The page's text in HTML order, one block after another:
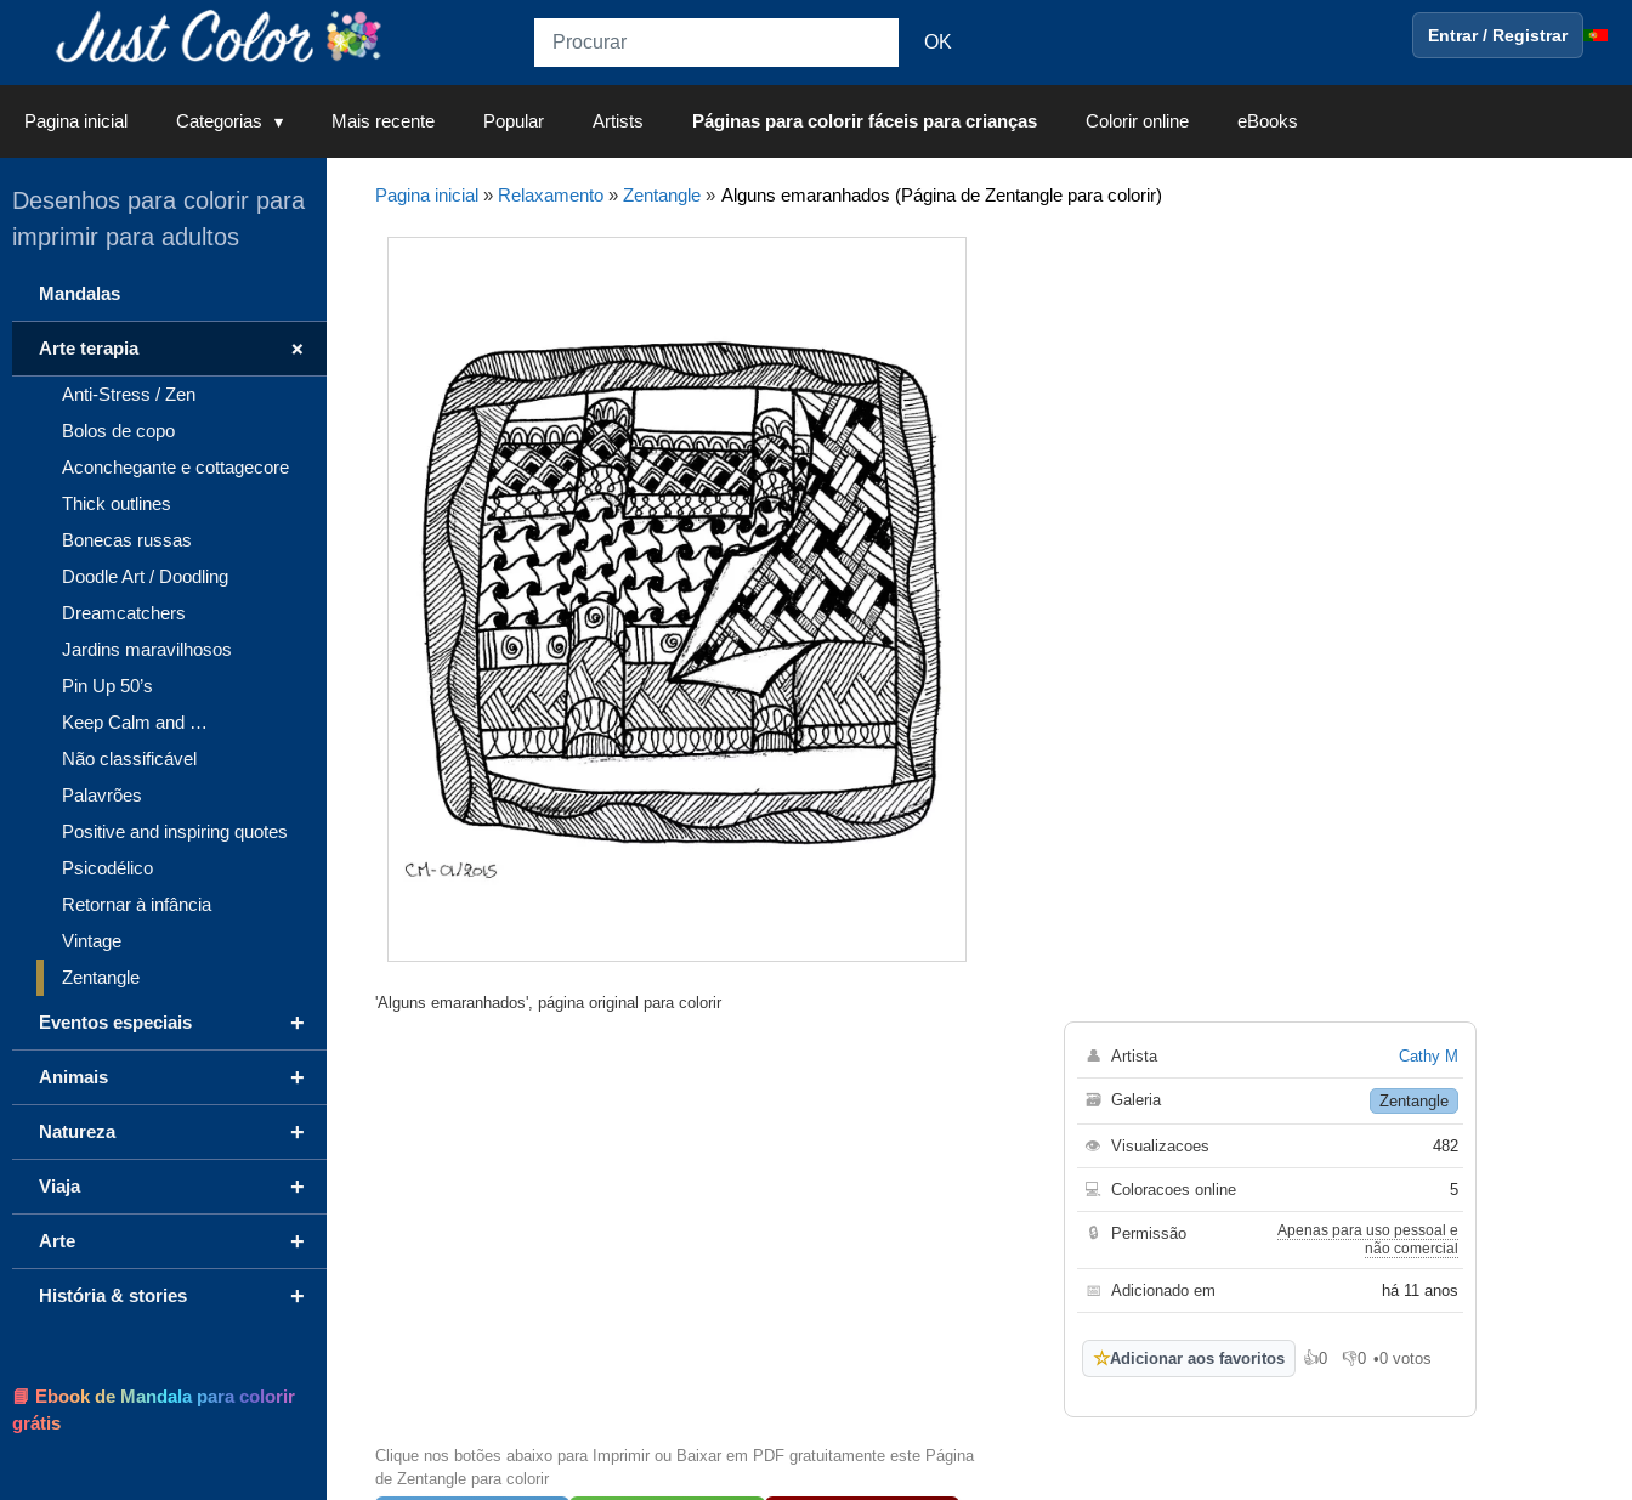
Entrar / Registrar
Pagina inicial Categorias Mais recente Popular Artists Páginas para colorir fáceis para crianças Colorir online eBooks
Pagina inicial» Relaxamento» Zentangle» Alguns emaranhados (Página de Zentangle para colorir)
'Alguns emaranhados', página original para colorir
Clique nos botões abaixo para Imprimir ou Baixar em PDF gratuitamente este Página
de Zentangle para colorir
👤 Artista Cathy M
🗃 Galeria Zentangle
👁 Visualizacoes 482
💻 Coloracoes online 5
🔒 Permissão
Apenas para uso pessoal e
não comercial
📅 Adicionado em há 11 anos
☆Adicionar aos favoritos 👍0
Gosto 👎0
Não gosto
•0 votos
Desenhos para colorir para
imprimir para adultos
Mandalas
+
Arte terapia
Anti-Stress / Zen
Bolos de copo
Aconchegante e cottagecore
Thick outlines
Bonecas russas
Doodle Art / Doodling
Dreamcatchers
Jardins maravilhosos
Pin Up 50’s
Keep Calm and …
Não classificável
Palavrões
Positive and inspiring quotes
Psicodélico
Retornar à infância
Vintage
Zentangle
+
Eventos especiais
+
Animais
+
Natureza
+
Viaja
+
Arte
+
História & stories
📘 Ebook de Mandala para colorir
grátis